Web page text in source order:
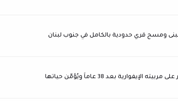
بعد 38 عاماً ويُؤمّن حياتها